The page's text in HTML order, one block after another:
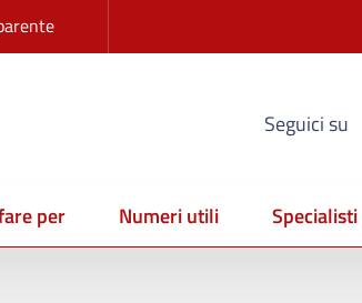
Seguici su
per Numeri utili Specialisti